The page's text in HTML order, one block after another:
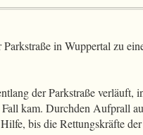
in Wuppertal zu
der Parkstraße verläuft,
kam. Durchden Aufprall
bis die Rettungskräfte